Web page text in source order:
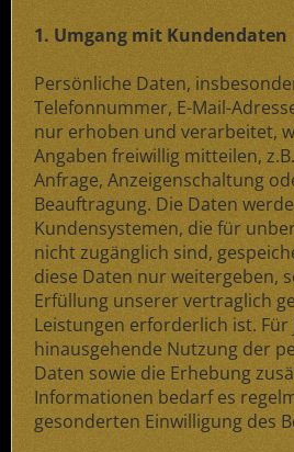
1. Umgang mit Kundendaten
Persönliche Daten,
Telefonnummer, E-Mail-
nur erhoben und verarbeitet,
Angaben freiwillig mitteilen,
Anfrage, Anzeigenschaltung
Beauftragung. Die Daten
Kundensystemen, die für
nicht zugänglich sind,
diese Daten nur weitergeben,
Erfüllung unserer vertraglich
Leistungen erforderlich ist.
hinausgehende Nutzung der
Daten sowie die Erhebung
Informationen bedarf es
gesonderten Einwilligung des